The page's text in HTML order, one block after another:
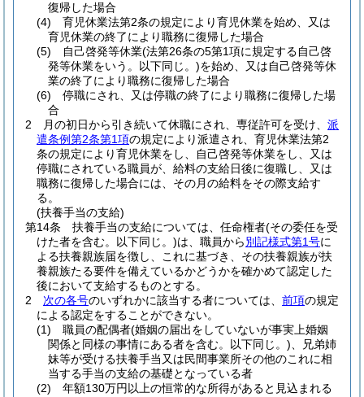
復帰した場合
(4)
育児休業法第2条の規定により育児休業を始め、又は
育児休業の終了により職務に復帰した場合
(5)
自己啓発等休業(法第26条の5第1項に規定する自己啓
発等休業をいう。以下同じ。)を始め、又は自己啓発等休
業の終了により職務に復帰した場合
(6)
停職にされ、又は停職の終了により職務に復帰した場
合
2
月の初日から引き続いて休職にされ、専従許可を受け、 派
遣条例第2条第1項の規定により派遣され、育児休業法第2
条の規定により育児休業をし、自己啓発等休業をし、又は
停職にされている職員が、給料の支給日後に復職し、又は
職務に復帰した場合には、その月の給料をその際支給す
る。
(扶養手当の支給)
第14条
扶養手当の支給については、任命権者(その委任を受
けた者を含む。以下同じ。)は、職員から別記様式第1号に
よる扶養親族届を徴し、これに基づき、その扶養親族が扶
養親族たる要件を備えているかどうかを確かめて認定した
後において支給するものとする。
2
次の各号のいずれかに該当する者については、 前項の規定
による認定をすることができない。
(1)
職員の配偶者(婚姻の届出をしていないが事実上婚姻
関係と同様の事情にある者を含む。以下同じ。) 、兄弟姉
妹等が受ける扶養手当又は民間事業所その他のこれに相
当する手当の支給の基礎となっている者
(2)
年額130万円以上の恒常的な所得があると見込まれる